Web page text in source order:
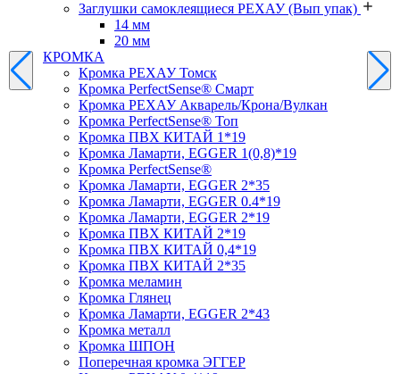
Заглушки самоклеящиеся РЕХАУ (Вып упак)
14 мм
20 мм
КРОМКА
Кромка PЕХАУ Томск
Кромка PerfectSense® Смарт
Кромка PЕХАУ Акварель/Крона/Вулкан
Кромка PerfectSense® Топ
Кромка ПВХ КИТАЙ 1*19
Кромка Ламарти, EGGER 1(0,8)*19
Кромка PerfectSense®
Кромка Ламарти, EGGER 2*35
Кромка Ламарти, EGGER 0.4*19
Кромка Ламарти, EGGER 2*19
Кромка ПВХ КИТАЙ 2*19
Кромка ПВХ КИТАЙ 0,4*19
Кромка ПВХ КИТАЙ 2*35
Кромка меламин
Кромка Глянец
Кромка Ламарти, EGGER 2*43
Кромка металл
Кромка ШПОН
Поперечная кромка ЭГГЕР